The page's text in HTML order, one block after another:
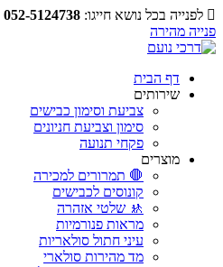
לפנייה בכל נושא חייגו: 052-5124738
פנייה מהירה
דף הבית
שירותים
צביעת וסימון כבישים
סימון וצביעת חניונים
פקחי תנועה
מוצרים
🛑 תמרורים למכירה
קונוסים לכבישים
🚸 שלטי אזהרה
מראות פנורמיות
עיני חתול סולאריות
מד מהירות סולארי